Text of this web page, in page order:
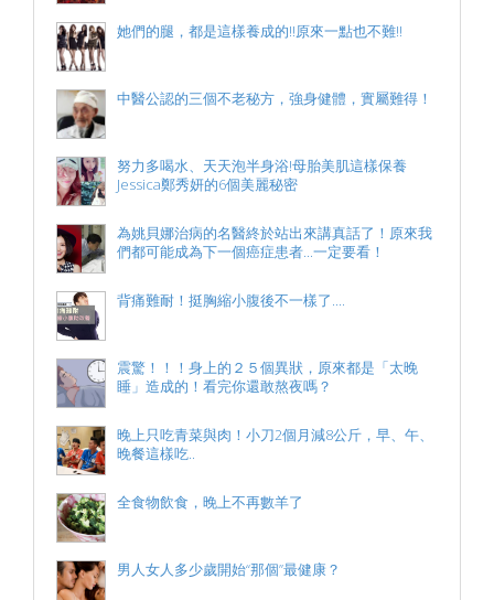
她們的腿，都是這樣養成的!!原來一點也不難!!
中醫公認的三個不老秘方，強身健體，實屬難得！
努力多喝水、天天泡半身浴!母胎美肌這樣保養
Jessica鄭秀妍的6個美麗秘密
為姚貝娜治病的名醫終於站出​​來講真話了！原來我
們都可能成為下一個癌症患者...一定要看！
背痛難耐！挺胸縮小腹後不一樣了....
震驚！！！身上的２５個異狀，原來都是「太晚
睡」造成的！看完你還敢熬夜嗎？
晚上只吃青菜與肉！小刀2個月減8公斤，早、午、
晚餐這樣吃..
全食物飲食，晚上不再數羊了
男人女人多少歲開始“那個”最健康？